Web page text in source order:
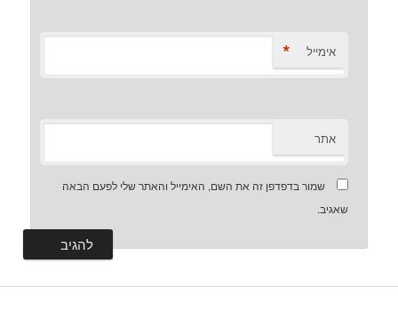
אימייל *
אתר
שמור בדפדפן זה את השם, האימייל והאתר שלי לפעם הבאה
שאגיב.